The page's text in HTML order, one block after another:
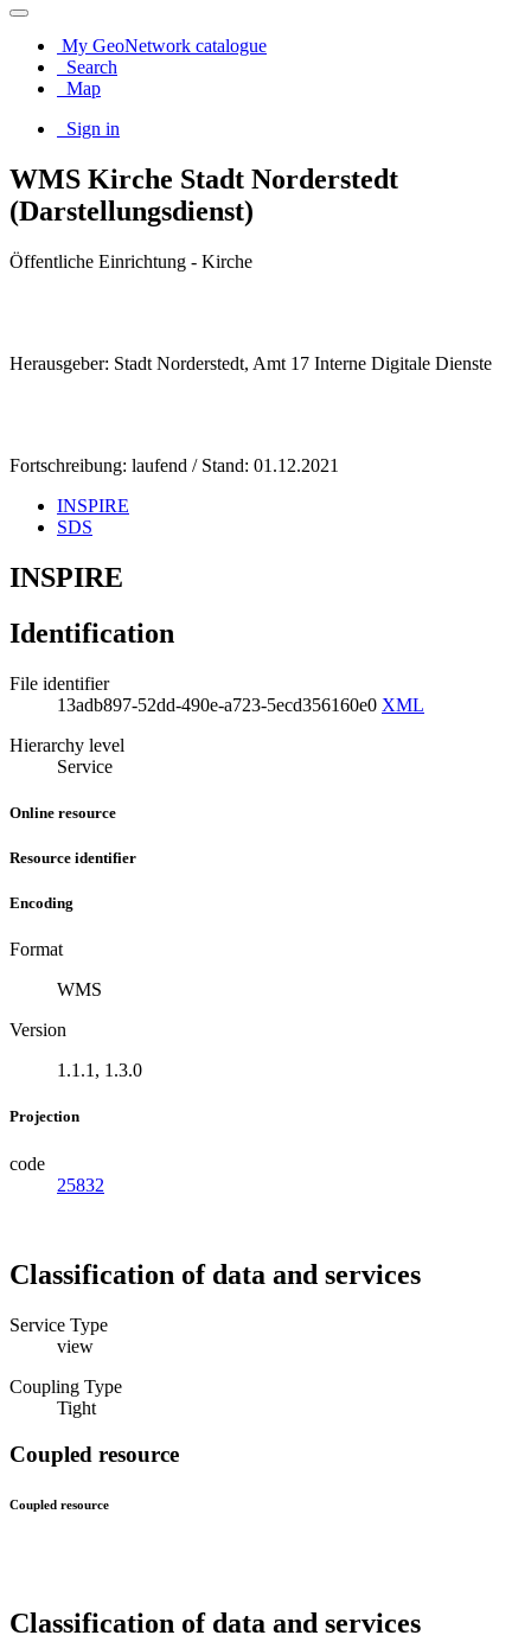
My GeoNetwork catalogue
Search
Map
Sign in
WMS Kirche Stadt Norderstedt
(Darstellungsdienst)
Öffentliche Einrichtung - Kirche
Herausgeber: Stadt Norderstedt, Amt 17 Interne Digitale Dienste
Fortschreibung: laufend / Stand: 01.12.2021
INSPIRE
SDS
INSPIRE
Identification
File identifier
13adb897-52dd-490e-a723-5ecd356160e0 XML
Hierarchy level
Service
Online resource
Resource identifier
Encoding
Format
WMS
Version
1.1.1, 1.3.0
Projection
code
25832
Classification of data and services
Service Type
view
Coupling Type
Tight
Coupled resource
Coupled resource
Classification of data and services